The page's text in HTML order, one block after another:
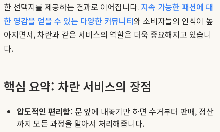
한 선택지를 제공하는 결과로 이어집니다. 지속 가능한 패션에 대
한 영감을 얻을 수 있는 다양한 커뮤니티와 소비자들의 인식이 높
아지면서, 차란과 같은 서비스의 역할은 더욱 중요해지고 있습니
다.
핵심 요약: 차란 서비스의 장점
압도적인 편리함: 문 앞에 내놓기만 하면 수거부터 판매, 정산
까지 모든 과정을 알아서 처리해줍니다.